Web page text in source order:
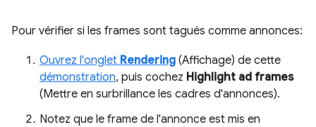
Pour vérifier si les frames sont tagués comme annonces:
Ouvrez l'onglet Rendering (Affichage) de cette
démonstration, puis cochez Highlight ad frames
(Mettre en surbrillance les cadres d'annonces).
Notez que le frame de l'annonce est mis en